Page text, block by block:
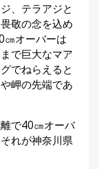
、テラアジと
敬の念を込め
㎝オーバーは
で巨大なマア
でねらえると
岬の先端であ
で40㎝オーバ
れが神奈川県